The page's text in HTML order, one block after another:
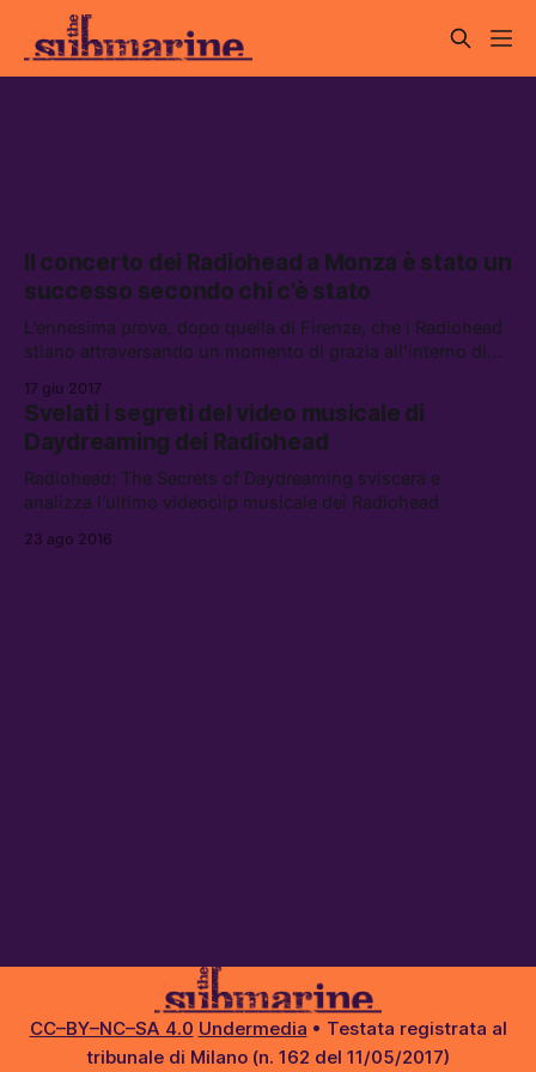
Il concerto dei Radiohead a Monza è stato un
successo secondo chi c’è stato
L’ennesima prova, dopo quella di Firenze, che i Radiohead
stiano attraversando un momento di grazia all’interno di
17 giu 2017
Svelati i segreti del video musicale di
Daydreaming dei Radiohead
Radiohead: The Secrets of Daydreaming sviscera e
analizza l’ultimo videoclip musicale dei Radiohead
23 ago 2016
CC–BY–NC–SA 4.0 Undermedia • Testata registrata al
tribunale di Milano (n. 162 del 11/05/2017)